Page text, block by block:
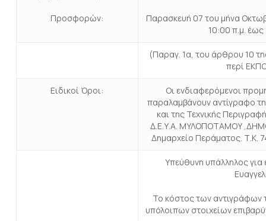
Προσφορών:
Παρασκευή 07 του μήνα
10:00 π.μ. έως
(Παραγ. 1α, του άρθρου 10
περί
Ειδικοί Όροι:
Οι ενδιαφερόμενοι
παραλαμβάνουν αντίγραφο
και της Τεχνικής
Δ.Ε.Υ.Α. ΜΥΛΟΠΟΤΑΜΟΥ
Δημαρχείο Περάματος. Τ.Κ.
Υπεύθυνη υπάλληλος για
Το κόστος των αντιγράφων
υπόλοιπων στοιχείων